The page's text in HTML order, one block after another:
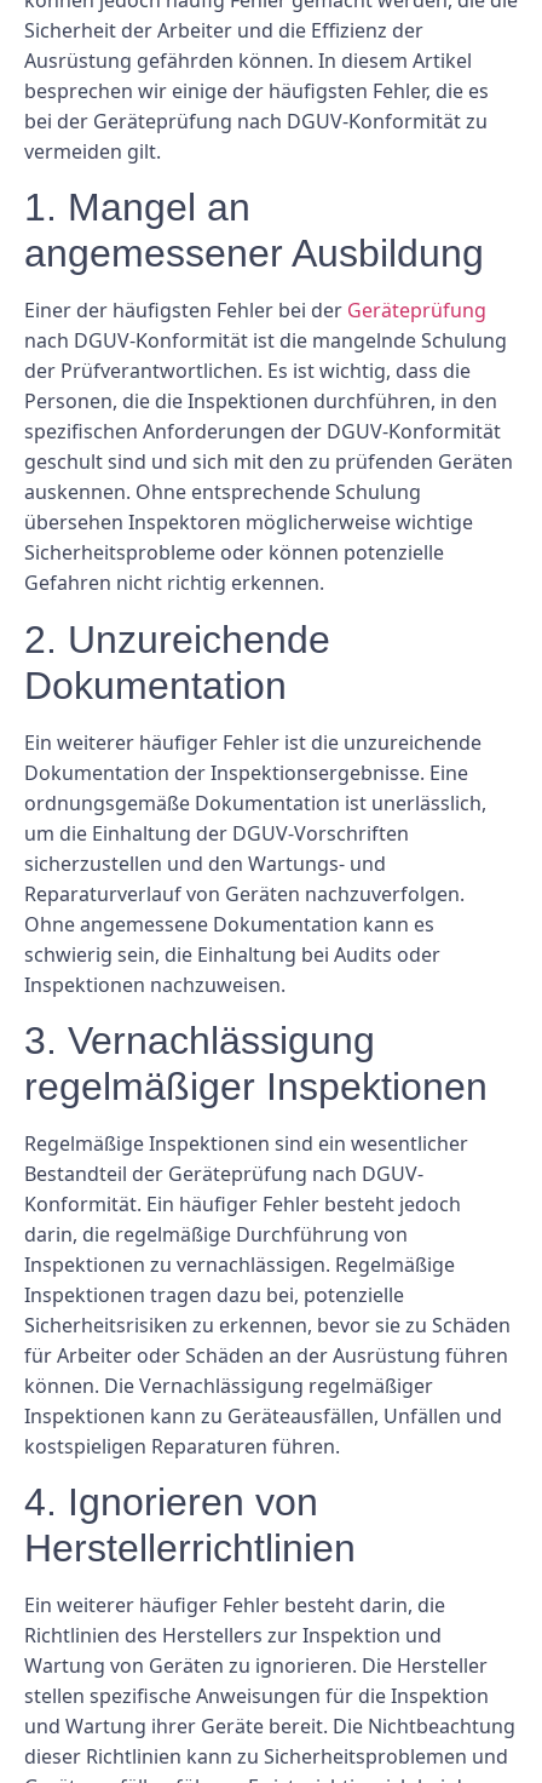
Sicherheit der Arbeiter und die Effizienz der
Ausrüstung gefährden können. In diesem Artikel
besprechen wir einige der häufigsten Fehler, die es
bei der Geräteprüfung nach DGUV-Konformität zu
vermeiden gilt.
1. Mangel an
angemessener Ausbildung
Einer der häufigsten Fehler bei der Geräteprüfung
nach DGUV-Konformität ist die mangelnde Schulung
der Prüfverantwortlichen. Es ist wichtig, dass die
Personen, die die Inspektionen durchführen, in den
spezifischen Anforderungen der DGUV-Konformität
geschult sind und sich mit den zu prüfenden Geräten
auskennen. Ohne entsprechende Schulung
übersehen Inspektoren möglicherweise wichtige
Sicherheitsprobleme oder können potenzielle
Gefahren nicht richtig erkennen.
2. Unzureichende
Dokumentation
Ein weiterer häufiger Fehler ist die unzureichende
Dokumentation der Inspektionsergebnisse. Eine
ordnungsgemäße Dokumentation ist unerlässlich,
um die Einhaltung der DGUV-Vorschriften
sicherzustellen und den Wartungs- und
Reparaturverlauf von Geräten nachzuverfolgen.
Ohne angemessene Dokumentation kann es
schwierig sein, die Einhaltung bei Audits oder
Inspektionen nachzuweisen.
3. Vernachlässigung
regelmäßiger Inspektionen
Regelmäßige Inspektionen sind ein wesentlicher
Bestandteil der Geräteprüfung nach DGUV-
Konformität. Ein häufiger Fehler besteht jedoch
darin, die regelmäßige Durchführung von
Inspektionen zu vernachlässigen. Regelmäßige
Inspektionen tragen dazu bei, potenzielle
Sicherheitsrisiken zu erkennen, bevor sie zu Schäden
für Arbeiter oder Schäden an der Ausrüstung führen
können. Die Vernachlässigung regelmäßiger
Inspektionen kann zu Geräteausfällen, Unfällen und
kostspieligen Reparaturen führen.
4. Ignorieren von
Herstellerrichtlinien
Ein weiterer häufiger Fehler besteht darin, die
Richtlinien des Herstellers zur Inspektion und
Wartung von Geräten zu ignorieren. Die Hersteller
stellen spezifische Anweisungen für die Inspektion
und Wartung ihrer Geräte bereit. Die Nichtbeachtung
dieser Richtlinien kann zu Sicherheitsproblemen und